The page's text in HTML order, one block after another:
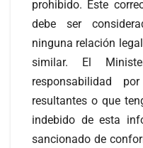
prohibido. Este
debe ser
ninguna relación
similar. El
responsabilidad
resultantes o que
indebido de esta
sancionado de